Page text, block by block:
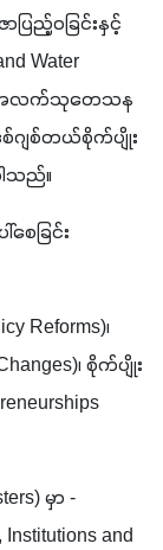
ာပြည့်ဝခြင်းနှင့်
Water
က်အလက်သုတေသန
ဒစ်ဂျစ်တယ်စိုက်ပျိုး
ါသည်။
စေခြင်း
Reforms)၊
၊ စိုက်ပျိုး
မှာ -
and